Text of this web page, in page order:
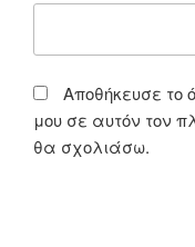
Αποθήκευσε το
μου σε αυτόν τον
θα σχολιάσω.